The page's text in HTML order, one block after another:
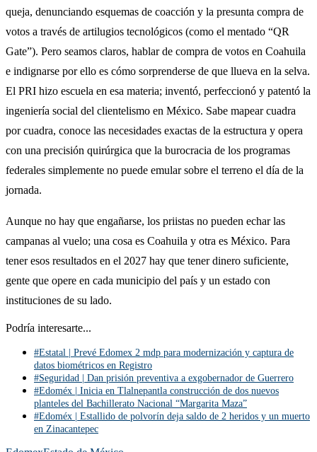
queja, denunciando esquemas de coacción y la presunta compra de
votos a través de artilugios tecnológicos (como el mentado “QR
Gate”). Pero seamos claros, hablar de compra de votos en Coahuila
e indignarse por ello es cómo sorprenderse de que llueva en la selva.
El PRI hizo escuela en esa materia; inventó, perfeccionó y patentó la
ingeniería social del clientelismo en México. Sabe mapear cuadra
por cuadra, conoce las necesidades exactas de la estructura y opera
con una precisión quirúrgica que la burocracia de los programas
federales simplemente no puede emular sobre el terreno el día de la
jornada.
Aunque no hay que engañarse, los priistas no pueden echar las
campanas al vuelo; una cosa es Coahuila y otra es México. Para
tener esos resultados en el 2027 hay que tener dinero suficiente,
gente que opere en cada municipio del país y un estado con
instituciones de su lado.
Podría interesarte...
#Estatal | Prevé Edomex 2 mdp para modernización y captura de
datos biométricos en Registro
#Seguridad | Dan prisión preventiva a exgobernador de Guerrero
#Edoméx | Inicia en Tlalnepantla construcción de dos nuevos
planteles del Bachillerato Nacional “Margarita Maza”
#Edoméx | Estallido de polvorín deja saldo de 2 heridos y un muerto
en Zinacantepec